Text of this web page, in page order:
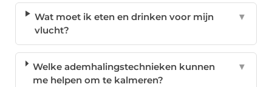
Wat moet ik eten en drinken voor mijn
vlucht?
▼
Welke ademhalingstechnieken kunnen
me helpen om te kalmeren?
▼